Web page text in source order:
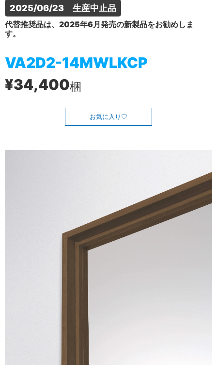
2025/06/23　生産中止品
代替推奨品は、2025年6月発売の新製品をお勧めしま
す。
VA2D2-14MWLKCP
¥34,400梱
お気に入り